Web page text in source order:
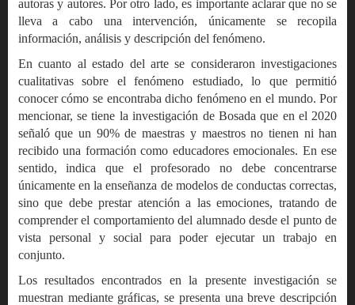
autoras y autores. Por otro lado, es importante aclarar que no se
lleva a cabo una intervención, únicamente se recopila
información, análisis y descripción del fenómeno.
En cuanto al estado del arte se consideraron investigaciones
cualitativas sobre el fenómeno estudiado, lo que permitió
conocer cómo se encontraba dicho fenómeno en el mundo. Por
mencionar, se tiene la investigación de Bosada que en el 2020
señaló que un 90% de maestras y maestros no tienen ni han
recibido una formación como educadores emocionales. En ese
sentido, indica que el profesorado no debe concentrarse
únicamente en la enseñanza de modelos de conductas correctas,
sino que debe prestar atención a las emociones, tratando de
comprender el comportamiento del alumnado desde el punto de
vista personal y social para poder ejecutar un trabajo en
conjunto.
Los resultados encontrados en la presente investigación se
muestran mediante gráficas, se presenta una breve descripción